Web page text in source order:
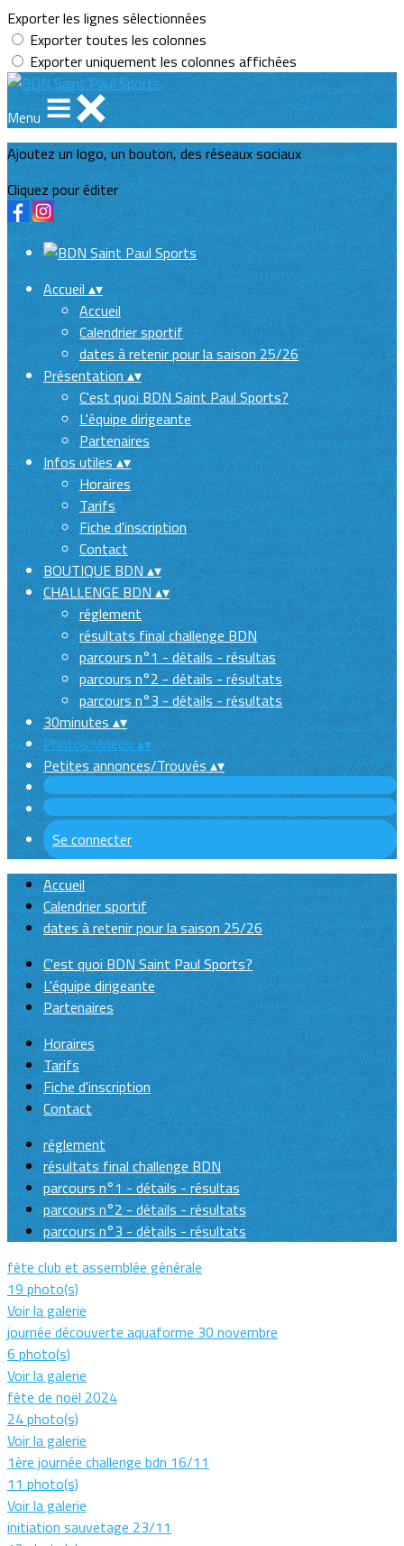
Exporter les lignes sélectionnées
Exporter toutes les colonnes
Exporter uniquement les colonnes affichées
Menu
Ajoutez un logo, un bouton, des réseaux sociaux
Cliquez pour éditer
Accueil▴▾
Accueil
Calendrier sportif
dates à retenir pour la saison 25/26
Présentation▴▾
C'est quoi BDN Saint Paul Sports?
L'équipe dirigeante
Partenaires
Infos utiles▴▾
Horaires
Tarifs
Fiche d'inscription
Contact
BOUTIQUE BDN▴▾
CHALLENGE BDN▴▾
réglement
résultats final challenge BDN
parcours n°1 - détails - résultas
parcours n°2 - détails - résultats
parcours n°3 - détails - résultats
30minutes▴▾
Photos Vidéos▴▾
Petites annonces/Trouvés▴▾
Se connecter
Accueil
Calendrier sportif
dates à retenir pour la saison 25/26
C'est quoi BDN Saint Paul Sports?
L'équipe dirigeante
Partenaires
Horaires
Tarifs
Fiche d'inscription
Contact
réglement
résultats final challenge BDN
parcours n°1 - détails - résultas
parcours n°2 - détails - résultats
parcours n°3 - détails - résultats
fête club et assemblée générale
19 photo(s)
Voir la galerie
journée découverte aquaforme 30 novembre
6 photo(s)
Voir la galerie
fête de noël 2024
24 photo(s)
Voir la galerie
1ère journée challenge bdn 16/11
11 photo(s)
Voir la galerie
initiation sauvetage 23/11